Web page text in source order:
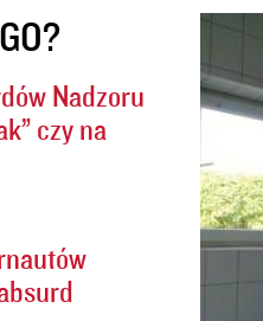
Nadzoru
czy na